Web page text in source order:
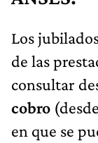
Los
de las
consultar
cobro
en que se